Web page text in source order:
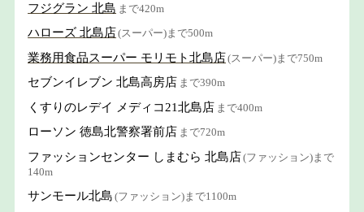
フジグラン 北島 まで420m
ハローズ 北島店(スーパー)まで500m
業務用食品スーパー モリモト北島店(スーパー)まで750m
セブンイレブン 北島高房店 まで390m
くすりのレデイ メディコ21北島店 まで400m
ローソン 徳島北警察署前店 まで720m
ファッションセンター しまむら 北島店(ファッション)まで
140m
サンモール北島 (ファッション)まで1100m